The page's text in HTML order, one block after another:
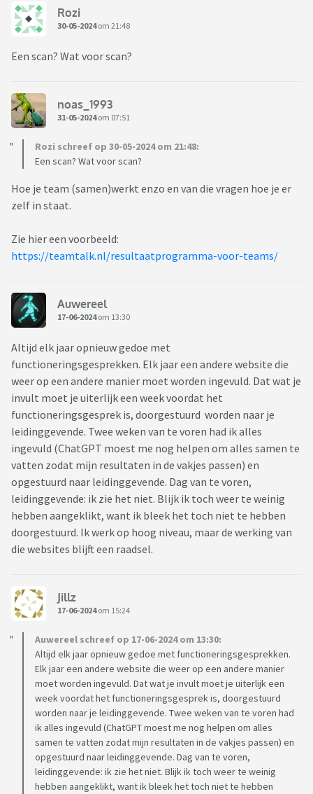
Rozi
30-05-2024om 21:48
Een scan? Wat voor scan?
noas_1993
31-05-2024om 07:51
Rozi schreef op 30-05-2024 om 21:48:
Een scan? Wat voor scan?
Hoe je team (samen)werkt enzo en van die vragen hoe je er
zelf in staat.
Zie hier een voorbeeld:
https://teamtalk.nl/resultaatprogramma-voor-teams/
Auwereel
17-06-2024om 13:30
Altijd elk jaar opnieuw gedoe met
functioneringsgesprekken. Elk jaar een andere website die
weer op een andere manier moet worden ingevuld. Dat wat je
invult moet je uiterlijk een week voordat het
functioneringsgesprek is, doorgestuurd worden naar je
leidinggevende. Twee weken van te voren had ik alles
ingevuld (ChatGPT moest me nog helpen om alles samen te
vatten zodat mijn resultaten in de vakjes passen) en
opgestuurd naar leidinggevende. Dag van te voren,
leidinggevende: ik zie het niet. Blijk ik toch weer te weinig
hebben aangeklikt, want ik bleek het toch niet te hebben
doorgestuurd. Ik werk op hoog niveau, maar de werking van
die websites blijft een raadsel.
Jillz
17-06-2024om 15:24
Auwereel schreef op 17-06-2024 om 13:30:
Altijd elk jaar opnieuw gedoe met functioneringsgesprekken.
Elk jaar een andere website die weer op een andere manier
moet worden ingevuld. Dat wat je invult moet je uiterlijk een
week voordat het functioneringsgesprek is, doorgestuurd
worden naar je leidinggevende. Twee weken van te voren had
ik alles ingevuld (ChatGPT moest me nog helpen om alles
samen te vatten zodat mijn resultaten in de vakjes passen) en
opgestuurd naar leidinggevende. Dag van te voren,
leidinggevende: ik zie het niet. Blijk ik toch weer te weinig
hebben aangeklikt, want ik bleek het toch niet te hebben